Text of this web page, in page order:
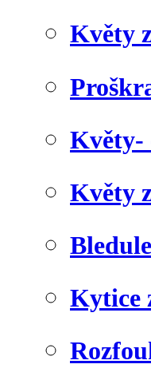
Květy
Květy-
Květy
Kytice